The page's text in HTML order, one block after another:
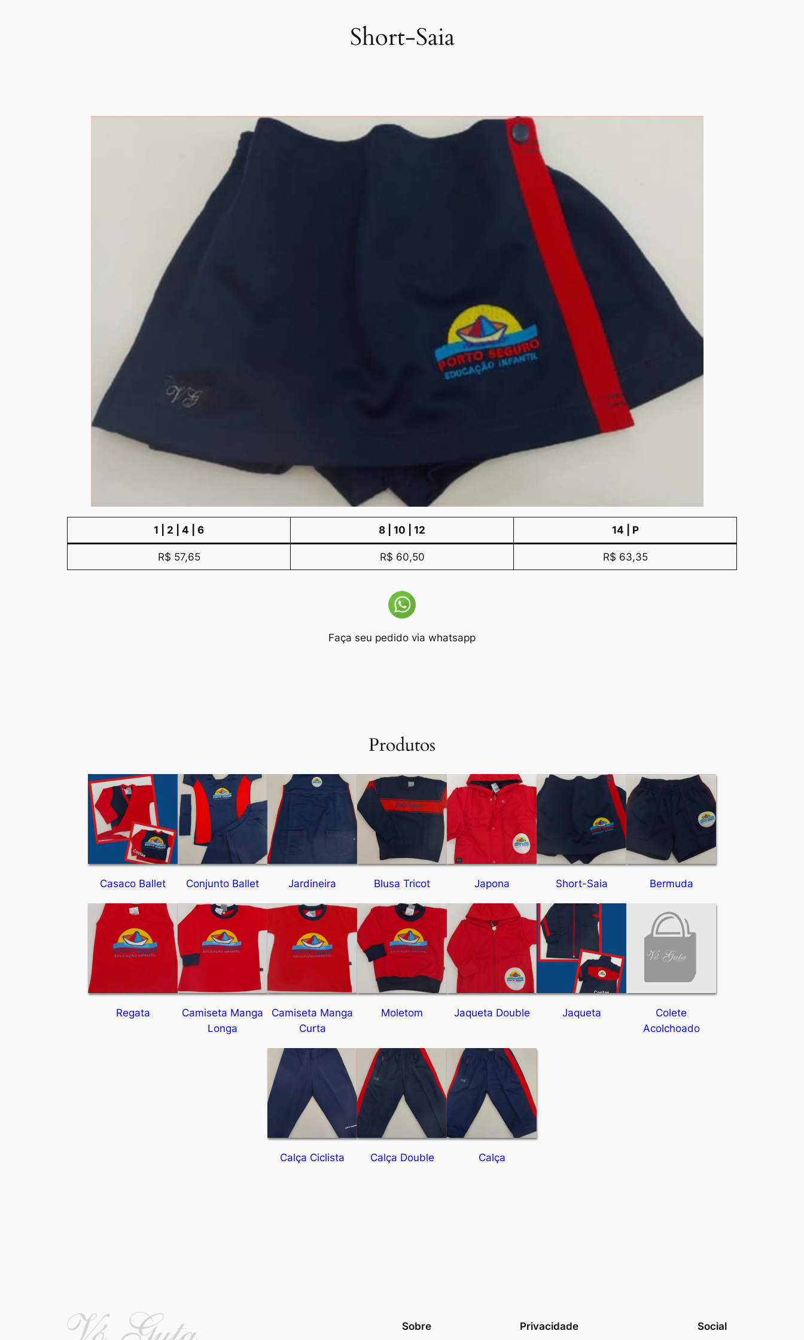
Short-Saia
1 | 2 | 4 | 6 8 | 10 | 12 14 | P
R$ 57,65 R$ 60,50 R$ 63,35
Faça seu pedido via whatsapp
Produtos
Casaco Ballet Conjunto Ballet Jardineira Blusa Tricot Japona Short-Saia Bermuda
Regata
Camiseta Manga
Longa
Camiseta Manga
Curta
Moletom Jaqueta Double Jaqueta
Colete
Acolchoado
Calça Ciclista Calça Double Calça
Sobre Privacidade Social